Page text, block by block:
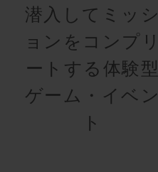
潜入してミッシ
ョンをコンプリ
ートする体験型
ゲーム・イベン
ト